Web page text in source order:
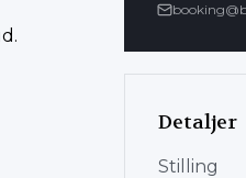
Detaljer
Stilling